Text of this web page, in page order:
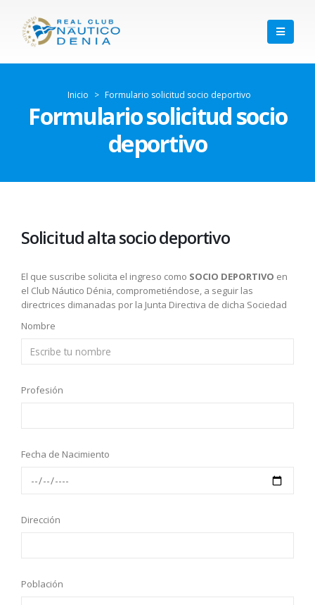
Inicio > Formulario solicitud socio deportivo
Formulario solicitud socio
deportivo
Solicitud alta socio deportivo
El que suscribe solicita el ingreso como SOCIO DEPORTIVO en
el Club Náutico Dénia, comprometiéndose, a seguir las
directrices dimanadas por la Junta Directiva de dicha Sociedad
Nombre
Profesión
Fecha de Nacimiento
Dirección
Población